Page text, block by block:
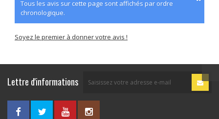
Tous les avis sur cette page sont affichés par ordre
chronologique.
Soyez le premier à donner votre avis !
Lettre d'informations